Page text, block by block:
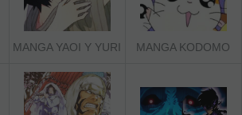
MANGA YAOI Y YURI MANGA KODOMO